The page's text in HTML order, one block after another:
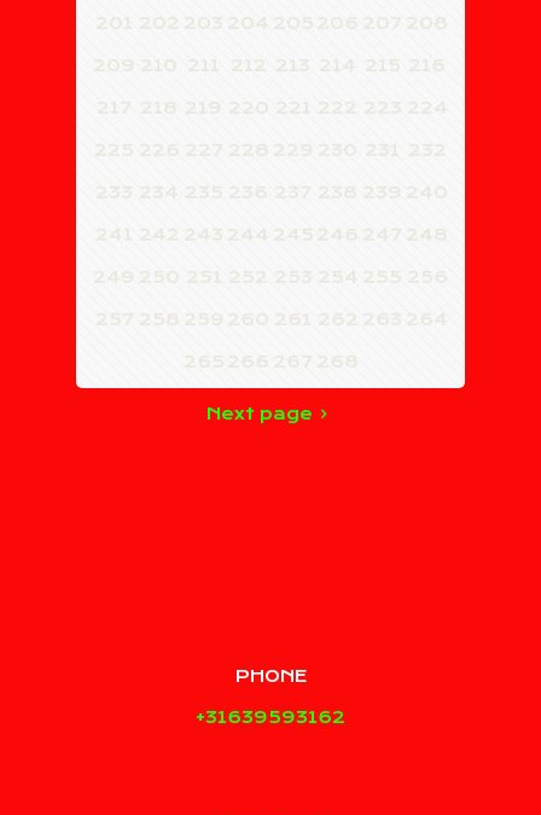
201 202 203 204 205 206 207 208
209 210 211 212 213 214 215 216
217 218 219 220 221 222 223 224
225 226 227 228 229 230 231 232
233 234 235 236 237 238 239 240
241 242 243 244 245 246 247 248
249 250 251 252 253 254 255 256
257 258 259 260 261 262 263 264
265 266 267 268
Next page
PHONE
+31639593162